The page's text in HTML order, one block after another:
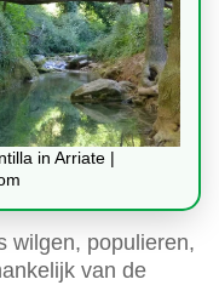
in Arriate |
wilgen, populieren,
van de